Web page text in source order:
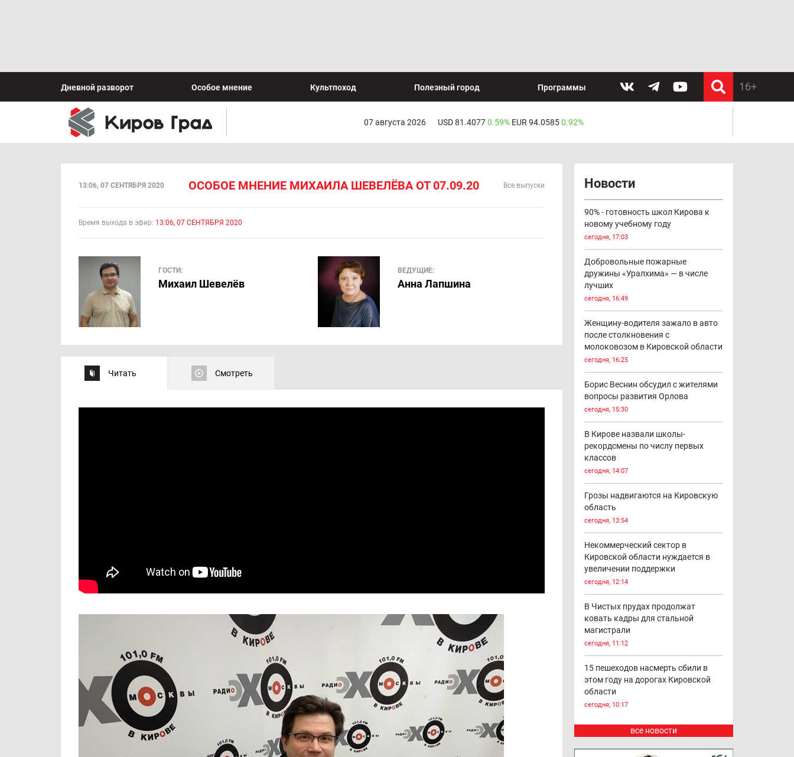
Дневной разворот Особое мнение Культпоход Полезный город Программы
07 августа 2026 USD 81.40770.59% EUR 94.05850.92%
13:06, 07 СЕНТЯБРЯ 2020 ОСОБОЕ МНЕНИЕ МИХАИЛА ШЕВЕЛЁВА ОТ 07.09.20 Все выпуски
Время выхода в эфир: 13:06, 07 СЕНТЯБРЯ 2020
ГОСТИ:
Михаил Шевелёв
ВЕДУЩИЕ:
Анна Лапшина
Читать Смотреть
Новости
90% - готовность школ Кирова к
новому учебному году
сегодня, 17:03
Добровольные пожарные
дружины «Уралхима» — в числе
лучших
сегодня, 16:49
Женщину-водителя зажало в авто
после столкновения с
молоковозом в Кировской области
сегодня, 16:25
Борис Веснин обсудил с жителями
вопросы развития Орлова
сегодня, 15:30
В Кирове назвали школы-
рекордсмены по числу первых
классов
сегодня, 14:07
Грозы надвигаются на Кировскую
область
сегодня, 13:54
Некоммерческий сектор в
Кировской области нуждается в
увеличении поддержки
сегодня, 12:14
В Чистых прудах продолжат
ковать кадры для стальной
магистрали
сегодня, 11:12
15 пешеходов насмерть сбили в
этом году на дорогах Кировской
области
сегодня, 10:17
все новости